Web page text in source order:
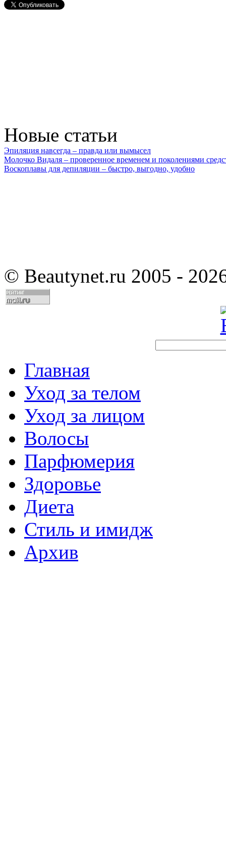
Новые статьи
Эпиляция навсегда – правда или вымысел
Молочко Видаля – проверенное временем и поколениями
Воскоплавы для депиляции – быстро, выгодно, удобно
© Beautynet.ru 2005 -
Главная
Уход за телом
Уход за лицом
Волосы
Парфюмерия
Здоровье
Диета
Стиль и имидж
Архив